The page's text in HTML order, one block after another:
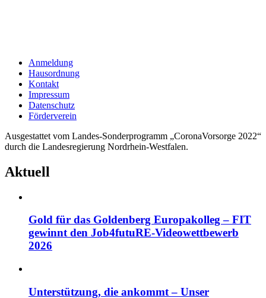
Anmeldung
Hausordnung
Kontakt
Impressum
Datenschutz
Förderverein
Ausgestattet vom Landes-Sonderprogramm „CoronaVorsorge 2022“
durch die Landesregierung Nordrhein-Westfalen.
Aktuell
Gold für das Goldenberg Europakolleg – FIT
gewinnt den Job4futuRE-Videowettbewerb
2026
Unterstützung, die ankommt – Unser